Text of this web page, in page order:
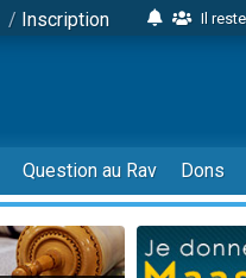
/ Inscription
Il
2
6
4
2
17
4
Question au Rav Dons